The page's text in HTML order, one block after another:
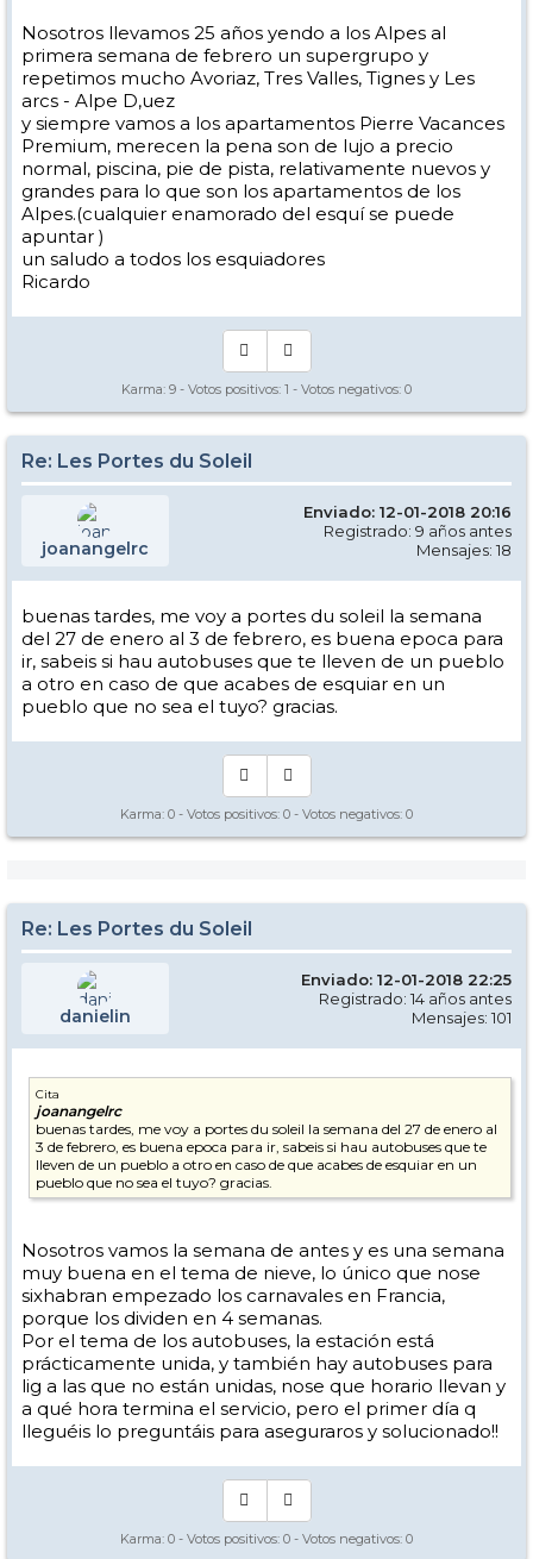
Nosotros llevamos 25 años yendo a los Alpes al
primera semana de febrero un supergrupo y
repetimos mucho Avoriaz, Tres Valles, Tignes y Les
arcs - Alpe D,uez
y siempre vamos a los apartamentos Pierre Vacances
Premium, merecen la pena son de lujo a precio
normal, piscina, pie de pista, relativamente nuevos y
grandes para lo que son los apartamentos de los
Alpes.(cualquier enamorado del esquí se puede
apuntar )
un saludo a todos los esquiadores
Ricardo
Karma: 9 - Votos positivos: 1 - Votos negativos: 0
Re: Les Portes du Soleil
joanangelrc
Enviado: 12-01-2018 20:16
Registrado: 9 años antes
Mensajes: 18
buenas tardes, me voy a portes du soleil la semana
del 27 de enero al 3 de febrero, es buena epoca para
ir, sabeis si hau autobuses que te lleven de un pueblo
a otro en caso de que acabes de esquiar en un
pueblo que no sea el tuyo? gracias.
Karma: 0 - Votos positivos: 0 - Votos negativos: 0
Re: Les Portes du Soleil
danielin
Enviado: 12-01-2018 22:25
Registrado: 14 años antes
Mensajes: 101
Cita
joanangelrc
buenas tardes, me voy a portes du soleil la semana del 27 de enero al
3 de febrero, es buena epoca para ir, sabeis si hau autobuses que te
lleven de un pueblo a otro en caso de que acabes de esquiar en un
pueblo que no sea el tuyo? gracias.
Nosotros vamos la semana de antes y es una semana
muy buena en el tema de nieve, lo único que nose
sixhabran empezado los carnavales en Francia,
porque los dividen en 4 semanas.
Por el tema de los autobuses, la estación está
prácticamente unida, y también hay autobuses para
lig a las que no están unidas, nose que horario llevan y
a qué hora termina el servicio, pero el primer día q
lleguéis lo preguntáis para aseguraros y solucionado!!
Karma: 0 - Votos positivos: 0 - Votos negativos: 0